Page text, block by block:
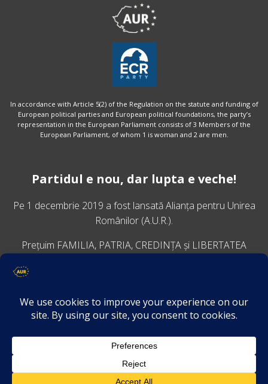
In accordance with Article 5(2) of the Regulation on the statute and funding of
European political parties and European political foundations, the party’s
representation in the European Parliament consists of 3 Members of the
European Parliament, of whom 1 is woman and 2 are men.
Partidul e nou, dar lupta e veche!
Pe 1 decembrie 2019 a fost lansatăAlianța pentru Unirea
Românilor (A.U.R.).
Prețuim FAMILIA, PATRIA, CREDINȚA și LIBERTATEA
VINO ALĂTURI DE NOI
Descarcă aplicația Platforma AUR
Termeni și condiții de confidențialitate
GDPR